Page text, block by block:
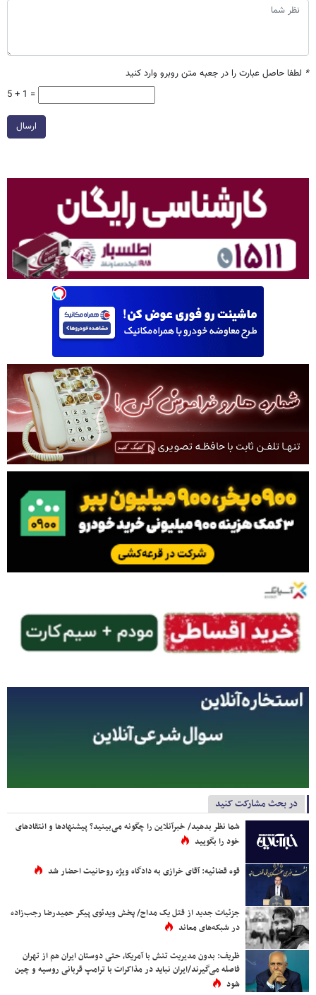
* لطفا حاصل عبارت را در جعبه متن روبرو وارد کنید
5 + 1 =
ارسال
در بحث مشارکت کنید
شما نظر بدهید/ خبرآنلاین را چگونه می‌بینید؟ پیشنهادها و انتقادهای
خود را بگویید
قوه قضائیه: آقای خرازی به دادگاه ویژه روحانیت احضار شد
جزئیات جدید از قتل یک مداح/ پخش ویدئوی پیکر حمیدرضا رجب‌زاده
در شبکه‌های معاند
ظریف: بدون مدیریت تنش با آمریکا، حتی دوستان ایران هم از تهران
فاصله می‌گیرند/ایران نباید در مذاکرات با ترامپ قربانی روسیه و چین
شود